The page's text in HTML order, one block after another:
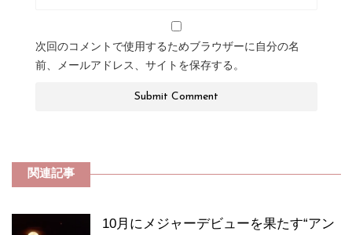
次回のコメントで使用するためブラウザーに自分の名
前、メールアドレス、サイトを保存する。
関連記事
10月にメジャーデビューを果たす“アン